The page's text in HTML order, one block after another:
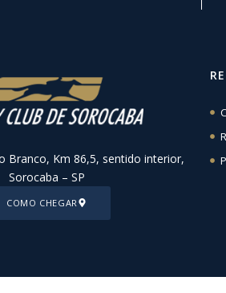
Branco, Km 86,5, sentido interior,
Sorocaba – SP
COMO CHEGAR